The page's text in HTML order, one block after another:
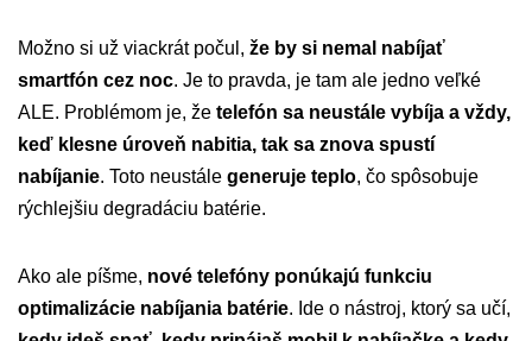
Možno si už viackrát počul, že by si nemal nabíjať
smartfón cez noc. Je to pravda, je tam ale jedno veľké
ALE. Problémom je, že telefón sa neustále vybíja a vždy,
keď klesne úroveň nabitia, tak sa znova spustí
nabíjanie. Toto neustále generuje teplo, čo spôsobuje
rýchlejšiu degradáciu batérie.
Ako ale píšme, nové telefóny ponúkajú funkciu
optimalizácie nabíjania batérie. Ide o nástroj, ktorý sa učí,